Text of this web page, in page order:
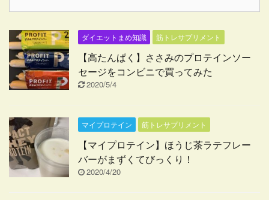
ダイエットまめ知識 筋トレサプリメント
【高たんぱく】ささみのプロテインソー
セージをコンビニで買ってみた
2020/5/4
マイプロテイン 筋トレサプリメント
【マイプロテイン】ほうじ茶ラテフレー
バーがまずくてびっくり！
2020/4/20